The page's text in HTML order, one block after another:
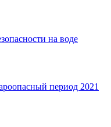
на воде
период 2021